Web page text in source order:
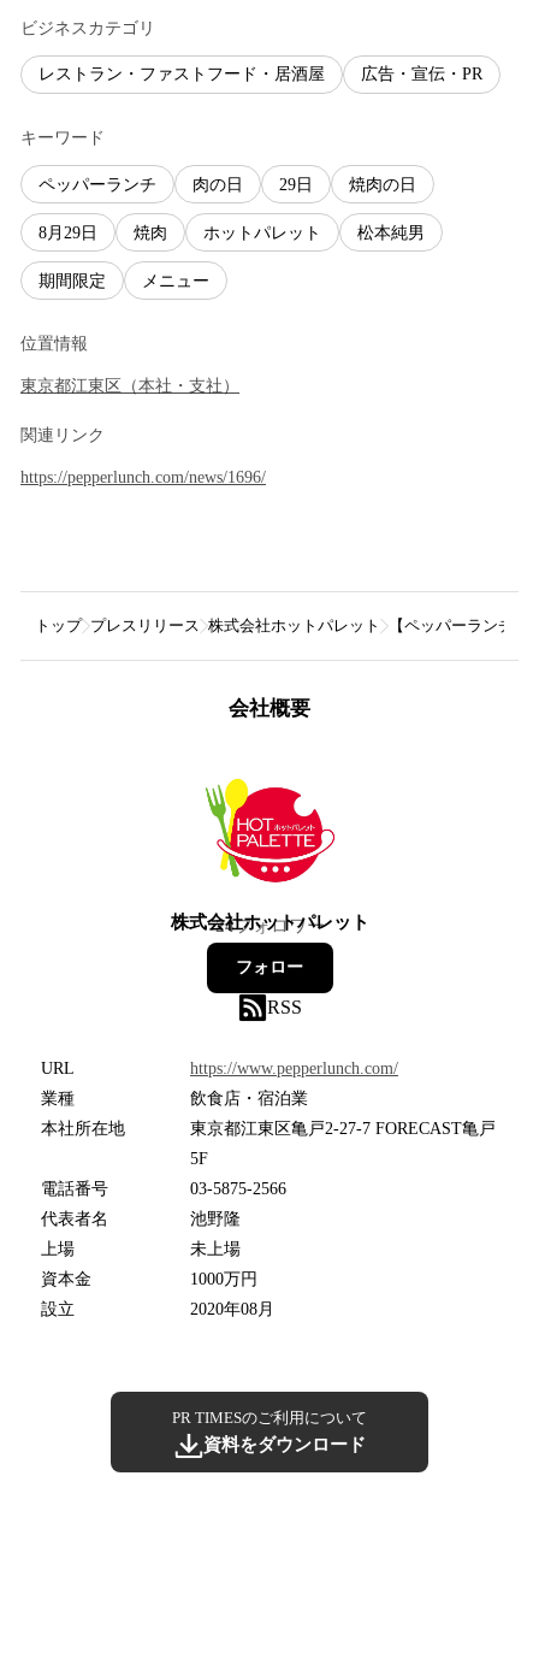
ビジネスカテゴリ
レストラン・ファストフード・居酒屋 広告・宣伝・PR
キーワード
ペッパーランチ 肉の日 29日 焼肉の日
8月29日 焼肉 ホットパレット 松本純男
期間限定 メニュー
位置情報
東京都江東区 （本社・支社 ）
関連リンク
https://pepperlunch.com/news/1696/
トップ プレスリリース 株式会社ホットパレット 【ペッパーランチ
会社概要
株式会社ホットパレット
24フォロワー
フォロー
RSS
URL
https://www.pepperlunch.com/
業種
飲食店・宿泊業
本社所在地
東京都江東区亀戸2-27-7 FORECAST亀戸
5F
電話番号
03-5875-2566
代表者名
池野隆
上場
未上場
資本金
1000万円
設立
2020年08月
PR TIMESのご利用について
資料をダウンロード